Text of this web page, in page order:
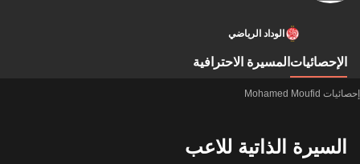
الوداد الرياضي
الإحصائيات المسيرة الاحترافية
إحصائيات Mohamed Moufid
السيرة الذاتية للاعب